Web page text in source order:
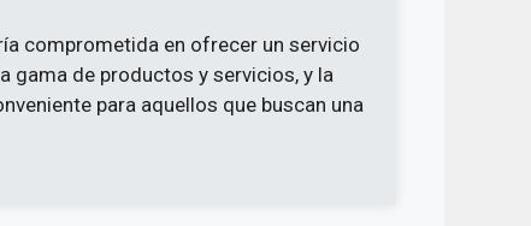
comprometida en ofrecer un servicio
gama de productos y servicios, y la
para aquellos que buscan una